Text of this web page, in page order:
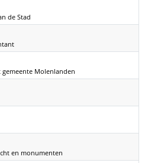
de Stad
gemeente Molenlanden
en monumenten